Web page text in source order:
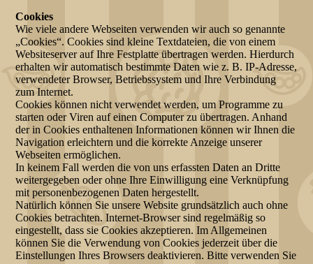
Cookies
Wie viele andere Webseiten verwenden wir auch so genannte
„Cookies“. Cookies sind kleine Textdateien, die von einem
Websiteserver auf Ihre Festplatte übertragen werden. Hierdurch
erhalten wir automatisch bestimmte Daten wie z. B. IP-Adresse,
verwendeter Browser, Betriebssystem und Ihre Verbindung
zum Internet.
Cookies können nicht verwendet werden, um Programme zu
starten oder Viren auf einen Computer zu übertragen. Anhand
der in Cookies enthaltenen Informationen können wir Ihnen die
Navigation erleichtern und die korrekte Anzeige unserer
Webseiten ermöglichen.
In keinem Fall werden die von uns erfassten Daten an Dritte
weitergegeben oder ohne Ihre Einwilligung eine Verknüpfung
mit personenbezogenen Daten hergestellt.
Natürlich können Sie unsere Website grundsätzlich auch ohne
Cookies betrachten. Internet-Browser sind regelmäßig so
eingestellt, dass sie Cookies akzeptieren. Im Allgemeinen
können Sie die Verwendung von Cookies jederzeit über die
Einstellungen Ihres Browsers deaktivieren. Bitte verwenden Sie